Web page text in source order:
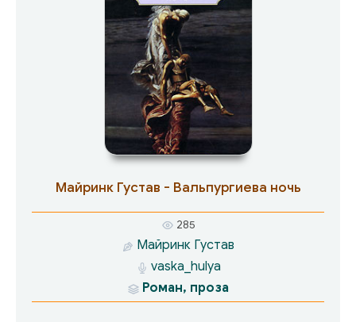
Майринк Густав - Вальпургиева ночь
285
Майринк Густав
vaska_hulya
Роман, проза